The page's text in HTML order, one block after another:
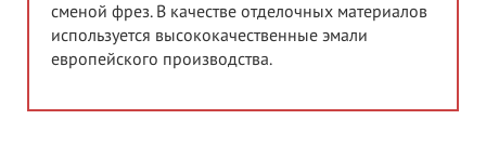
сменой фрез. В качестве отделочных материалов
используется высококачественные эмали
европейского производства.